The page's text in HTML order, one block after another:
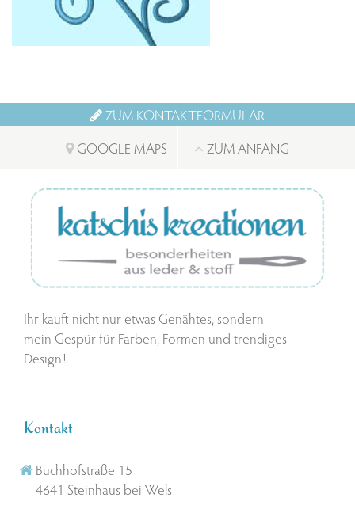
ZUM KONTAKTFORMULAR
GOOGLE MAPS
ZUM ANFANG
Ihr kauft nicht nur etwas Genähtes, sondern
mein Gespür für Farben, Formen und trendiges
Design!
.
Kontakt
Buchhofstraße 15
4641 Steinhaus bei Wels